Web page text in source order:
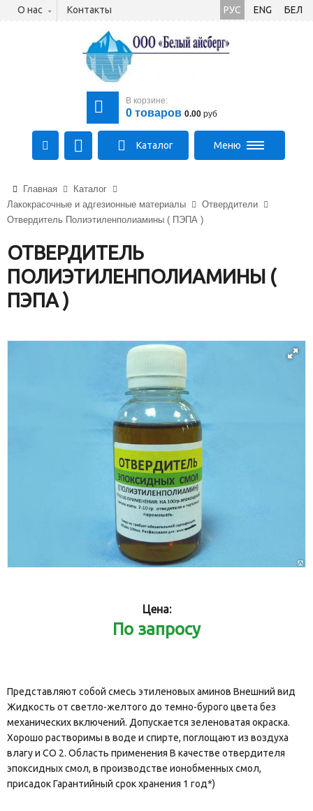
О нас Контакты РУС ENG БЕЛ
В корзине:
0 товаров 0.00 руб
+375 (29) 710-23-43
+375 (33) 315-03-03
Каталог Меню
Главная
Каталог
Лакокрасочные и адгезионные материалы
Отвердители
Отвердитель Полиэтиленполиамины ( ПЭПА )
ОТВЕРДИТЕЛЬ
ПОЛИЭТИЛЕНПОЛИАМИНЫ (
ПЭПА )
Цена:
По запросу
Представляют собой смесь этиленовых аминов Внешний вид
Жидкость от светло-желтого до темно-бурого цвета без
механических включений. Допускается зеленоватая окраска.
Хорошо растворимы в воде и спирте, поглощают из воздуха
влагу и СО 2. Область применения В качестве отвердителя
эпоксидных смол, в производстве ионобменных смол,
присадок Гарантийный срок хранения 1 год*)